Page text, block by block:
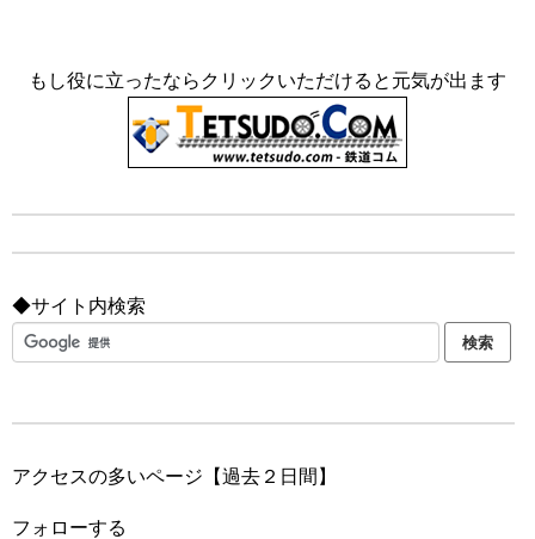
もし役に立ったならクリックいただけると元気が出ます
◆サイト内検索
アクセスの多いページ【過去２日間】
フォローする